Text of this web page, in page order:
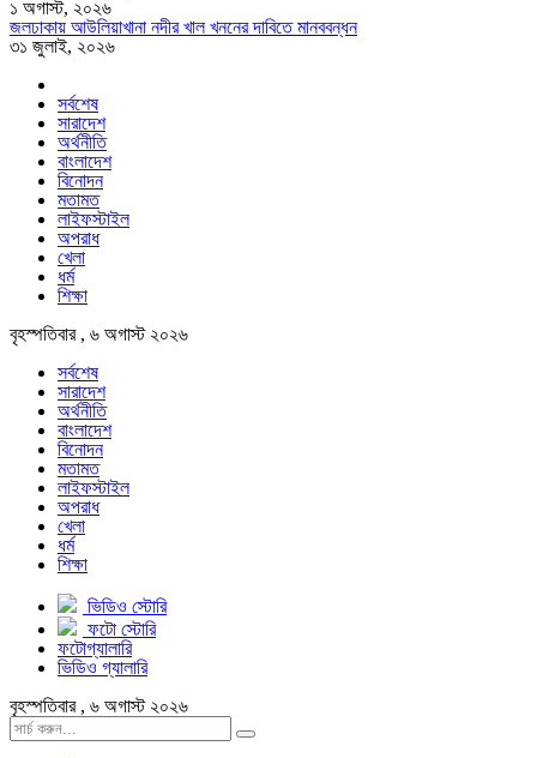
১ অগাস্ট, ২০২৬
জলঢাকায় আউলিয়াখানা নদীর খাল খননের দাবিতে মানববন্ধন
৩১ জুলাই, ২০২৬
সর্বশেষ
সারাদেশ
অর্থনীতি
বাংলাদেশ
বিনোদন
মতামত
লাইফস্টাইল
অপরাধ
খেলা
ধর্ম
শিক্ষা
বৃহস্পতিবার , ৬ অগাস্ট ২০২৬
সর্বশেষ
সারাদেশ
অর্থনীতি
বাংলাদেশ
বিনোদন
মতামত
লাইফস্টাইল
অপরাধ
খেলা
ধর্ম
শিক্ষা
ভিডিও স্টোরি
ফটো স্টোরি
ফটোগ্যালারি
ভিডিও গ্যালারি
বৃহস্পতিবার , ৬ অগাস্ট ২০২৬